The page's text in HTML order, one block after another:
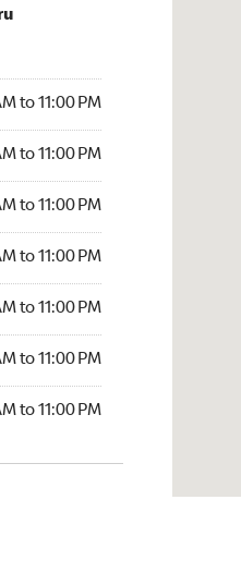
to 11:00 PM
to 11:00 PM
to 11:00 PM
to 11:00 PM
to 11:00 PM
to 11:00 PM
to 11:00 PM